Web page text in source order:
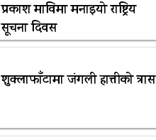
प्रकाश माविमा मनाइयो राष्ट्रिय
सूचना दिवस
शुक्लाफाँटामा जंगली हात्तीको त्रास